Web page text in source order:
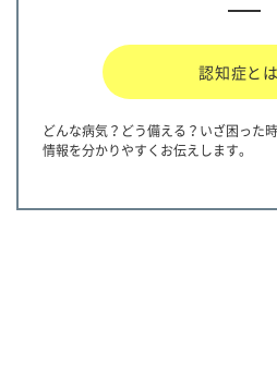
認知症とは
どんな病気？どう備える？いざ困った
情報を分かりやすくお伝えします。